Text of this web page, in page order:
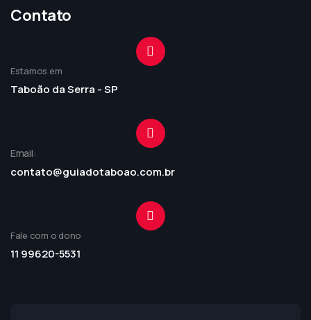
Contato
Estamos em
Taboão da Serra - SP
Email:
contato@guiadotaboao.com.br
Fale com o dono
11 99620-5531